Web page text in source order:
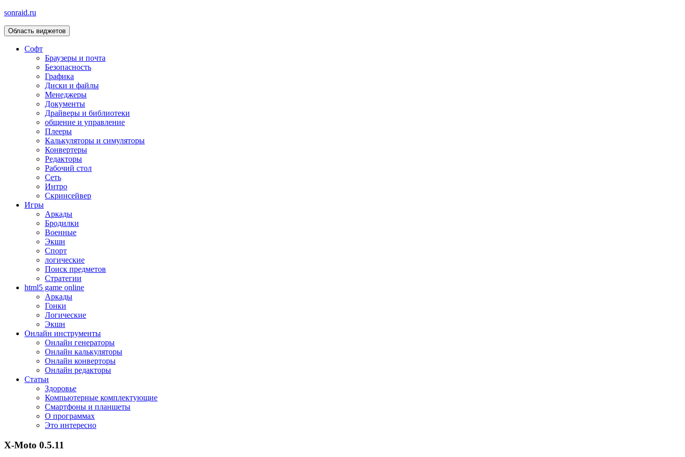
sonraid.ru
Скачивай программы, мини игры
Область виджетов
Софт
Браузеры и почта
Безопасность
Графика
Диски и файлы
Менеджеры
Документы
Драйверы и библиотеки
общение и управление
Плееры
Калькуляторы и симуляторы
Конвертеры
Редакторы
Рабочий стол
Сеть
Интро
Скринсейвер
Игры
Аркады
Бродилки
Военные
Экшн
Спорт
логические
Поиск предметов
Стратегии
html5 game online
Аркады
Гонки
Логические
Экшн
Онлайн инструменты
Онлайн генераторы
Онлайн калькуляторы
Онлайн конверторы
Онлайн редакторы
Статьи
Здоровье
Компьютерные комплектующие
Смартфоны и планшеты
О программах
Это интересно
X-Moto 0.5.11